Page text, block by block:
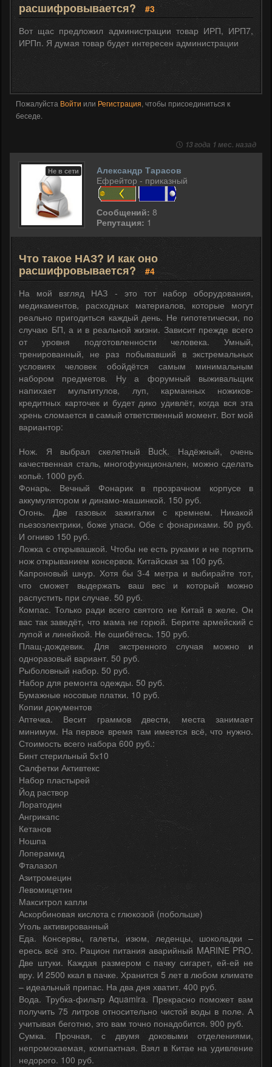
расшифровывается?
#3
Вот щас предложил администрации товар ИРП, ИРП7,
ИРПп. Я думая товар будет интересен администрации
Пожалуйста Войти или Регистрация, чтобы присоединиться к
беседе.
13 года 1 мес. назад
Не в сети
Александр Тарасов
Ефрейтор - приказный
Сообщений: 8
Репутация: 1
Что такое НАЗ? И как оно
расшифровывается?
#4
На мой взгляд НАЗ - это тот набор оборудования,
медикаментов, расходных материалов, которые могут
реально пригодиться каждый день. Не гипотетически, по
случаю БП, а и в реальной жизни. Зависит прежде всего
от уровня подготовленности человека. Умный,
тренированный, не раз побывавший в экстремальных
условиях человек обойдётся самым минимальным
набором предметов. Ну а форумный выживальщик
напихает мультитулов, луп, карманных ножиков-
кредитных карточек и будет дико удивлёт, когда вся эта
хрень сломается в самый ответственный момент. Вот мой
вариантор:
Нож. Я выбрал скелетный Buck. Надёжный, очень
качественная сталь, многофункционален, можно сделать
копьё. 1000 руб.
Фонарь. Вечный Фонарик в прозрачном корпусе в
аккумулятором и динамо-машинкой. 150 руб.
Огонь. Две газовых зажигалки с кремнем. Никакой
пьезоэлектрики, боже упаси. Обе с фонариками. 50 руб.
И огниво 150 руб.
Ложка с открывашкой. Чтобы не есть руками и не портить
нож открыванием консервов. Китайская за 100 руб.
Капроновый шнур. Хотя бы 3-4 метра и выбирайте тот,
что сможет выдержать ваш вес и который можно
распустить при случае. 50 руб.
Компас. Только ради всего святого не Китай в желе. Он
вас так заведёт, что мама не горюй. Берите армейский с
лупой и линейкой. Не ошибётесь. 150 руб.
Плащ-дождевик. Для экстренного случая можно и
одноразовый вариант. 50 руб.
Рыболовный набор. 50 руб.
Набор для ремонта одежды. 50 руб.
Бумажные носовые платки. 10 руб.
Копии документов
Аптечка. Весит граммов двести, места занимает
минимум. На первое время там имеется всё, что нужно.
Стоимость всего набора 600 руб.:
Бинт стерильный 5х10
Салфетки Активтекс
Набор пластырей
Йод раствор
Лоратодин
Ангрикапс
Кетанов
Ношпа
Лоперамид
Фталазол
Азитромецин
Левомицетин
Макситрол капли
Аскорбиновая кислота с глюкозой (побольше)
Уголь активированный
Еда. Консервы, галеты, изюм, леденцы, шоколадки –
ересь всё это. Рацион питания аварийный MARINE PRO.
Две штуки. Каждая размером с пачку сигарет, ей-ей не
вру. И 2500 ккал в пачке. Хранится 5 лет в любом климате
– идеальный припас. На два дня хватит. 400 руб.
Вода. Трубка-фильтр Aquamira. Прекрасно поможет вам
получить 75 литров относительно чистой воды в поле. А
учитывая беготню, это вам точно понадобится. 900 руб.
Сумка. Прочная, с двумя доковыми отделениями,
непромокаемая, компактная. Взял в Китае на удивление
недорого. 100 руб.